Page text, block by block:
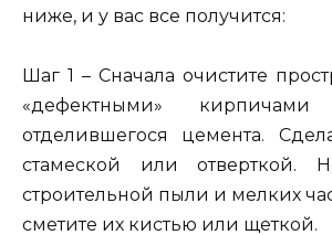
ниже, и у вас все получится:
Шаг 1 – Сначала очистите
«дефектными»
отделившегося цемента.
стамеской или отверткой.
строительной пыли и мелких
сметите их кистью или щеткой.